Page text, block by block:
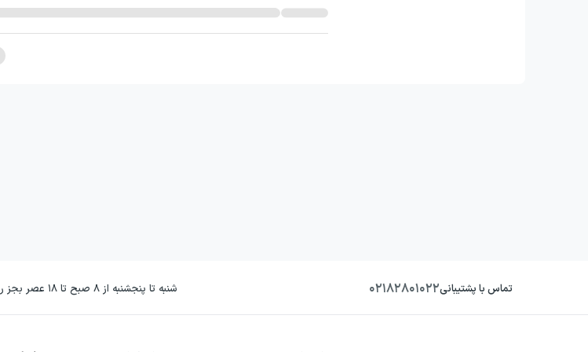
تماس با پشتیبانی۰۲۱۸۲۸۰۱۰۲۲ شنبه تا پنجشنبه از ۸ صبح تا ۱۸ عصر بجز روزهای تعطیل